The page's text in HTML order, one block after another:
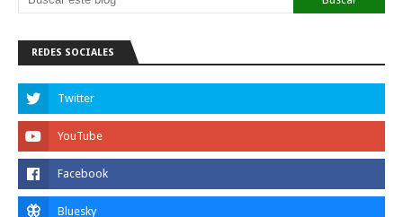
REDES SOCIALES